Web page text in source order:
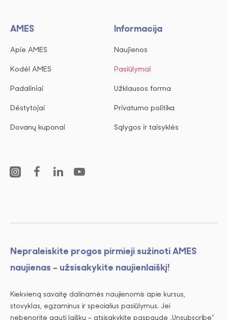
AMES
Apie AMES
Kodėl AMES
Padaliniai
Dėstytojai
Dovanų kuponai
Informacija
Naujienos
Pasiūlymai
Užklausos forma
Privatumo politika
Sąlygos ir taisyklės
Nepraleiskite progos pirmieji sužinoti AMES
naujienas - užsisakykite naujienlaiškį!
Kiekvieną savaitę dalinamės naujienomis apie kursus,
stovyklas, egzaminus ir specialius pasiūlymus. Jei
nebenorite gauti laiškų – atsisakykite paspaudę „Unsubscribe“